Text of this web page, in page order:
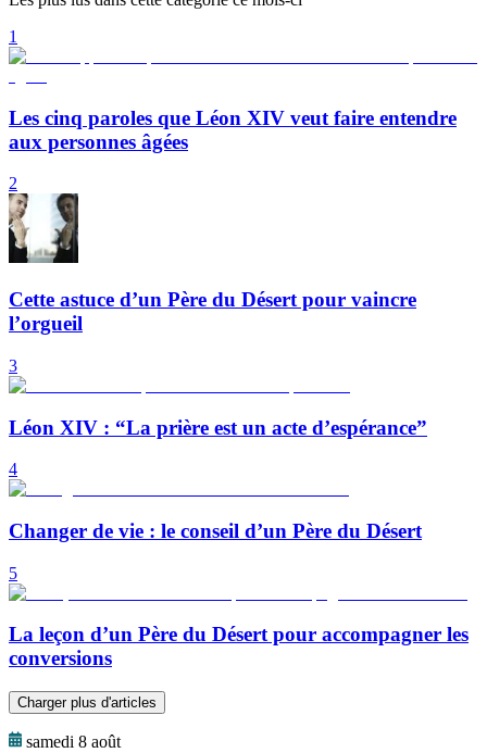
1
Les cinq paroles que Léon XIV veut faire entendre
aux personnes âgées
2
Cette astuce d’un Père du Désert pour vaincre
l’orgueil
3
Léon XIV : “La prière est un acte d’espérance”
4
Changer de vie : le conseil d’un Père du Désert
5
La leçon d’un Père du Désert pour accompagner les
conversions
Charger plus d'articles
samedi 8 août